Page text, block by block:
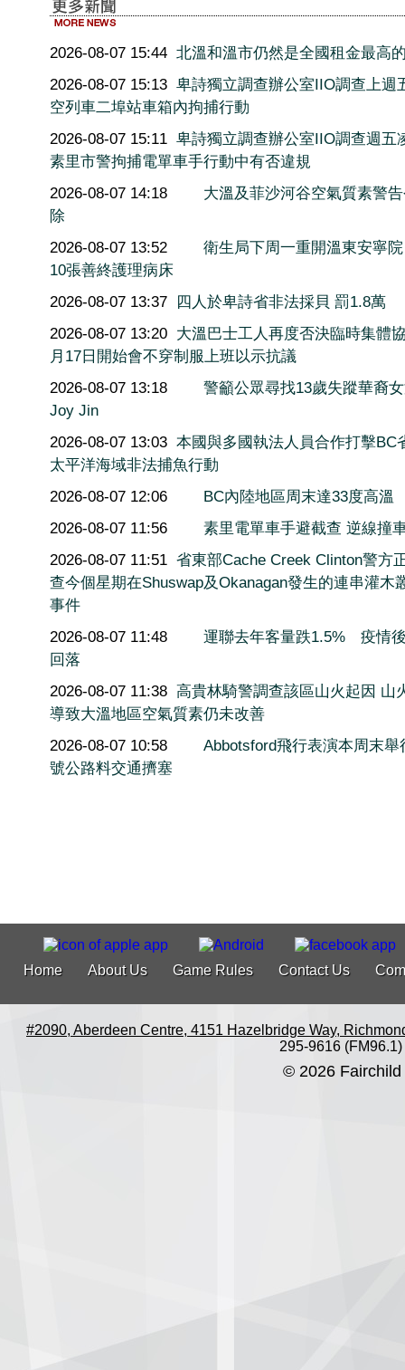
2026-08-07 15:44 北溫和溫市仍然是全國租金最高
2026-08-07 15:13 卑詩獨立調查辦公室IIO調查上週
空列車二埠站車箱內拘捕行動
2026-08-07 15:11 卑詩獨立調查辦公室IIO調查週五
素里市警拘捕電單車手行動中有否違規
2026-08-07 14:18
大溫及菲沙河谷空氣質素警
除
2026-08-07 13:52
衛生局下周一重開溫東安寧
10張善終護理病床
2026-08-07 13:37 四人於卑詩省非法採貝 罰1.8萬
2026-08-07 13:20 大溫巴士工人再度否決臨時集體
月17日開始會不穿制服上班以示抗議
2026-08-07 13:18
警籲公眾尋找13歲失蹤華裔
Joy Jin
2026-08-07 13:03 本國與多國執法人員合作打擊BC
太平洋海域非法捕魚行動
2026-08-07 12:06
BC內陸地區周末達33度高溫
2026-08-07 11:56
素里電單車手避截查 逆線撞
2026-08-07 11:51 省東部Cache Creek Clinton警方
查今個星期在Shuswap及Okanagan發生的連串灌木
事件
2026-08-07 11:48
運聯去年客量跌1.5% 疫情
回落
2026-08-07 11:38 高貴林騎警調查該區山火起因 山
導致大溫地區空氣質素仍未改善
2026-08-07 10:58
Abbotsford飛行表演本周末
號公路料交通擠塞
Home About Us Game Rules Contact Us
#2090, Aberdeen Centre, 4151 Hazelbridge Way,
295-9616 (FM96.1)
© 2026 Fairchild